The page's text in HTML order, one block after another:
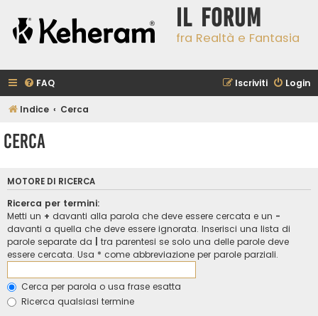
Il Forum
fra Realtà e Fantasia
FAQ Login
Iscriviti
Indice Cerca
Cerca
MOTORE DI RICERCA
Ricerca per termini:
Metti un + davanti alla parola che deve essere cercata e un -
davanti a quella che deve essere ignorata. Inserisci una lista di
parole separate da
tra parentesi se solo una delle parole deve
essere cercata. Usa * come abbreviazione per parole parziali.
Cerca per parola o usa frase esatta
Ricerca qualsiasi termine